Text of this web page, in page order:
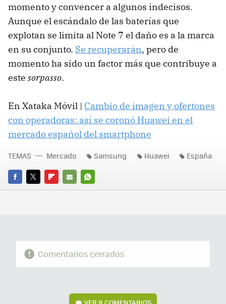
momento y convencer a algunos indecisos.
Aunque el escándalo de las baterías que
explotan se limita al Note 7 el daño es a la marca
en su conjunto. Se recuperarán, pero de
momento ha sido un factor más que contribuye a
este sorpasso.
En Xataka Móvil | Cambio de imagen y ofertones
con operadoras: así se coronó Huawei en el
mercado español del smartphone
FACEBOOK
TWITTERFLIPBOARD
E-
WHATSAPP
TEMAS Mercado Samsung Huawei España
Comentarios cerrados